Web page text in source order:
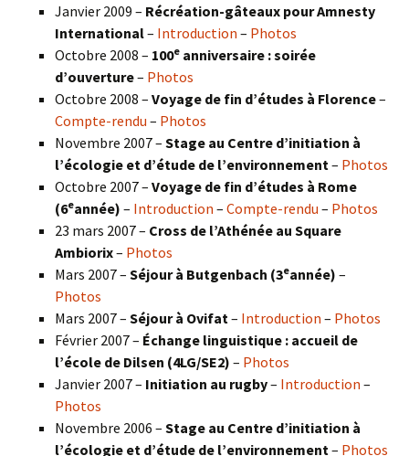
Janvier 2009 – Récréation-gâteaux pour Amnesty
International– Introduction – Photos
Octobre 2008 – 100e anniversaire : soirée
d’ouverture– Photos
Octobre 2008 – Voyage de fin d’études à Florence–
Compte-rendu – Photos
Novembre 2007 – Stage au Centre d’initiation à
l’écologie et d’étude de l’environnement – Photos
Octobre 2007 – Voyage de fin d’études à Rome
(6eannée) – Introduction – Compte-rendu – Photos
23 mars 2007 – Cross de l’Athénée au Square
Ambiorix– Photos
Mars 2007 – Séjour à Butgenbach (3eannée) –
Photos
Mars 2007 – Séjour à Ovifat – Introduction – Photos
Février 2007 – Échange linguistique : accueil de
l’école de Dilsen (4LG/SE2) – Photos
Janvier 2007 – Initiation au rugby– Introduction –
Photos
Novembre 2006 – Stage au Centre d’initiation à
l’écologie et d’étude de l’environnement – Photos